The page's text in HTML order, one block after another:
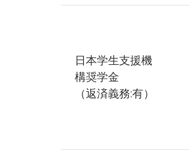
日本学生支援機
構奨学金
（返済義務:有）